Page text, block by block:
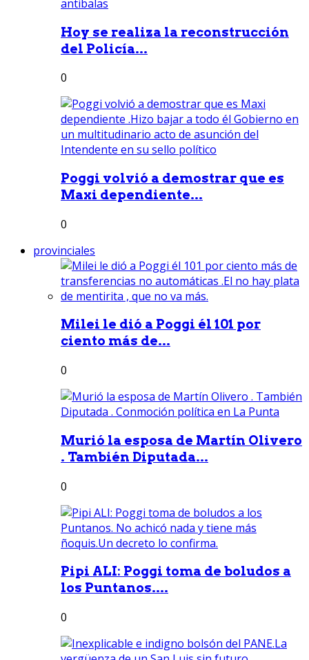
Hoy se realiza la reconstrucción
del Policía...
0
Poggi volvió a demostrar que es
Maxi dependiente...
0
provinciales
Milei le dió a Poggi él 101 por
ciento más de...
0
Murió la esposa de Martín Olivero
. También Diputada...
0
Pipi ALI: Poggi toma de boludos a
los Puntanos....
0